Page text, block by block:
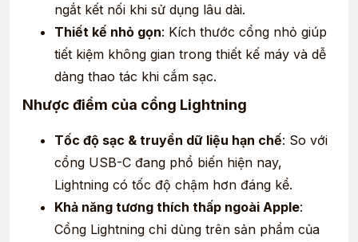
ngắt kết nối khi sử dụng lâu dài.
Thiết kế nhỏ gọn: Kích thước cổng nhỏ giúp
tiết kiệm không gian trong thiết kế máy và dễ
dàng thao tác khi cắm sạc.
Nhược điểm của cổng Lightning
Tốc độ sạc & truyền dữ liệu hạn chế: So với
cổng USB-C đang phổ biến hiện nay,
Lightning có tốc độ chậm hơn đáng kể.
Khả năng tương thích thấp ngoài Apple:
Cổng Lightning chỉ dùng trên sản phẩm của